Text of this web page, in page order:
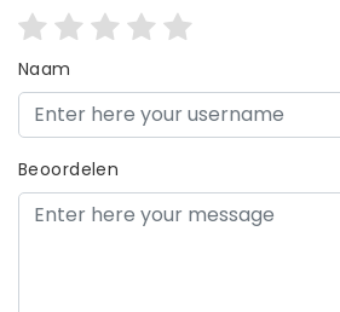
Naam
Beoordelen